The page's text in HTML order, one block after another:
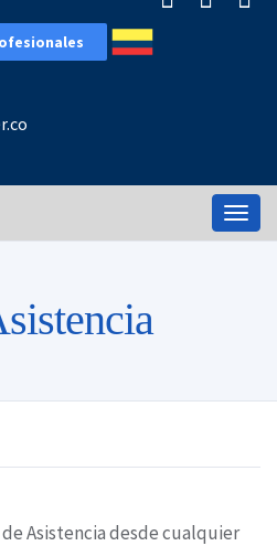
Asistencia desde cualquier